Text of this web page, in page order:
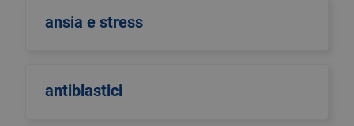
ansia e stress
antiblastici